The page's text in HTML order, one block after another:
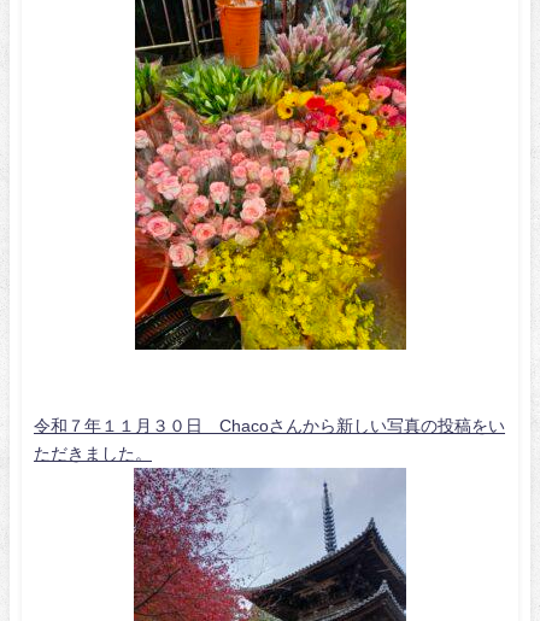
令和７年１１月３０日 Chacoさんから新しい写真の投稿をい
ただきました。